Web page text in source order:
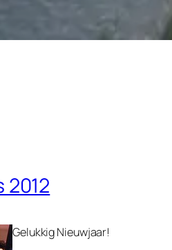
2012
Gelukkig Nieuwjaar!